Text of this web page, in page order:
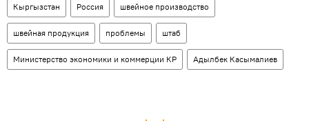
Кыргызстан Россия швейное производство
швейная продукция проблемы штаб
Министерство экономики и коммерции КР Адылбек Касымалиев